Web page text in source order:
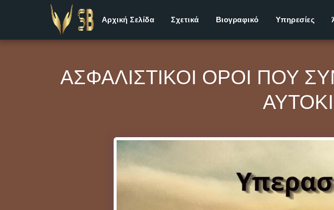
Αρχική Σελίδα Σχετικά Βιογραφικό Υπηρεσίες
ΑΣΦΑΛΙΣΤΙΚΟΊ ΌΡΟΙ ΠΟΥ